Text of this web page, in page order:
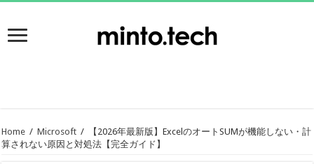
Home / Microsoft /
【2026年最新版】ExcelのオートSUMが機能しない・計
算されない原因と対処法【完全ガイド】